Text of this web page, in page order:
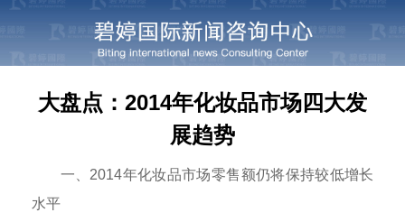
大盘点：2014年化妆品市场四大发
展趋势
一、2014年化妆品市场零售额仍将保持较低增长
水平